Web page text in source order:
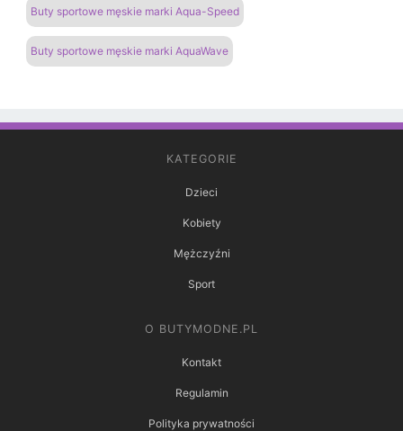
Buty sportowe męskie marki Aqua-Speed
Buty sportowe męskie marki AquaWave
KATEGORIE
Dzieci
Kobiety
Mężczyźni
Sport
O BUTYMODNE.PL
Kontakt
Regulamin
Polityka prywatności